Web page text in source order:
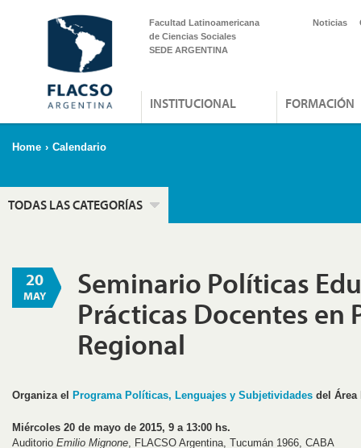
Facultad Latinoamericana
de Ciencias Sociales
SEDE ARGENTINA
Noticias
INSTITUCIONAL FORMACIÓN
Home › Calendario
TODAS LAS CATEGORÍAS
20
MAY
Seminario Políticas
Prácticas Docentes en
Regional
Organiza el Programa Políticas, Lenguajes y Subjetividades del Área
Miércoles 20 de mayo de 2015, 9 a 13:00 hs.
Auditorio Emilio Mignone , FLACSO Argentina, Tucumán 1966, CABA